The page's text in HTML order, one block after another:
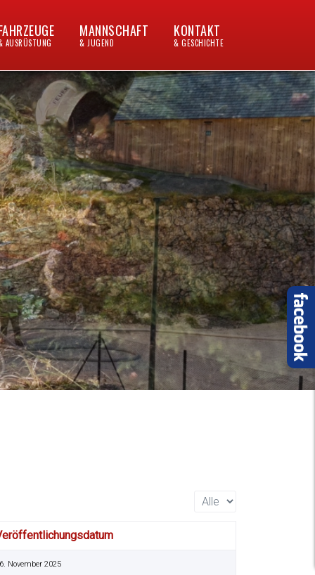
AUSRÜSTUNG
MANNSCHAFT
& JUGEND
KONTAKT
& GESCHICHTE
Anzeige #
November 2025